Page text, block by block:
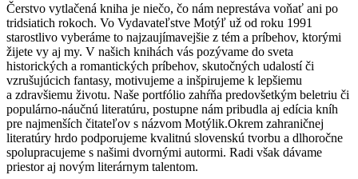
Čerstvo vytlačená kniha je niečo, čo nám neprestáva voňať ani po
tridsiatich rokoch. Vo Vydavateľstve Motýľ už od roku 1991
starostlivo vyberáme to najzaujímavejšie z tém a príbehov, ktorými
žijete vy aj my. V našich knihách vás pozývame do sveta
historických a romantických príbehov, skutočných udalostí či
vzrušujúcich fantasy, motivujeme a inšpirujeme k lepšiemu
a zdravšiemu životu. Naše portfólio zahŕňa predovšetkým beletriu či
populárno-náučnú literatúru, postupne nám pribudla aj edícia kníh
pre najmenších čitateľov s názvom Motýlik.Okrem zahraničnej
literatúry hrdo podporujeme kvalitnú slovenskú tvorbu a dlhoročne
spolupracujeme s našimi dvornými autormi. Radi však dávame
priestor aj novým literárnym talentom.